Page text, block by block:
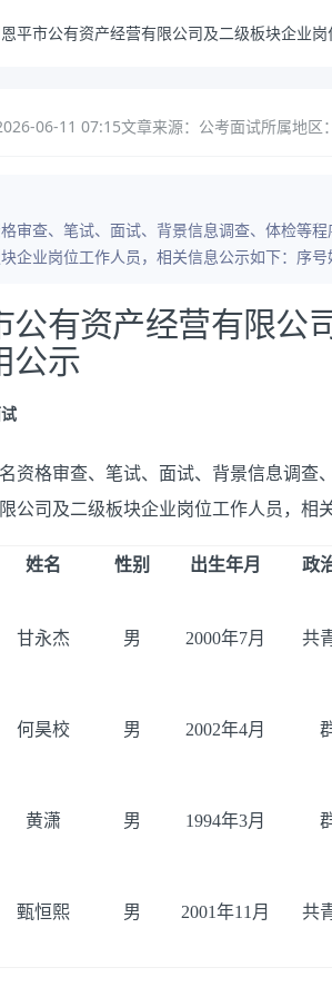
恩平市公有资产经营有限公司及二级板块企业
06-11 07:15文章来源：公考面试所属地区
审查、笔试、面试、背景信息调查、体检等
企业岗位工作人员，相关信息公示如下：序
公有资产经营有限公
公示
格审查、笔试、面试、背景信息调查
公司及二级板块企业岗位工作人员，相
姓名 性别 出生年月 政
甘永杰 男 2000年7月 共
何昊校 男 2002年4月
黄潇 男 1994年3月
甄恒熙 男 2001年11月 共